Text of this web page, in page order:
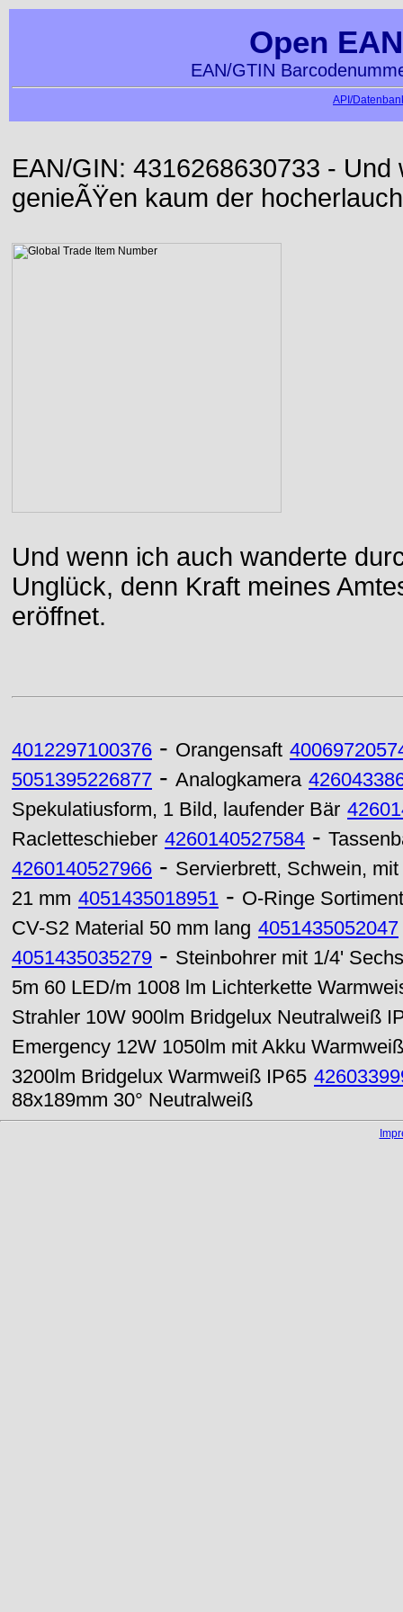
Open
EAN/GTIN
API/
EAN/GIN: 4316268630733 -
genieÃŸen kaum der
Und wenn ich auch wanderte
Unglück, denn Kraft meines
eröffnet.
4012297100376 - Orangensaft
5051395226877 - Analogkamera
Spekulatiusform, 1 Bild, laufender Bär
Racletteschieber 4260140527584 -
4260140527966 - Servierbrett, Schwein,
21 mm 4051435018951 - O-Ringe
CV-S2 Material 50 mm lang 4051435052047
4051435035279 - Steinbohrer mit 1/4'
5m 60 LED/m 1008 lm Lichterkette
Strahler 10W 900lm Bridgelux Neutralweiß
Emergency 12W 1050lm mit Akku Warmweiß
3200lm Bridgelux Warmweiß IP65
88x189mm 30° Neutralweiß